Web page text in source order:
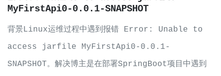
MyFirstApi0-0.0.1-SNAPSHOT
背景Linux运维过程中遇到报错 Error: Unable to
access jarfile MyFirstApi0-0.0.1-
SNAPSHOT。解决博主是在部署SpringBoot项目中遇到